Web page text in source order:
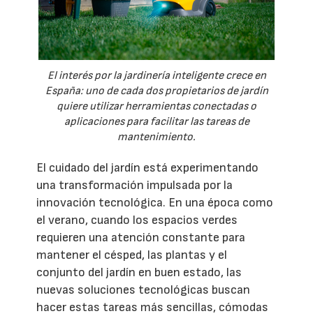
El interés por la jardinería inteligente crece en
España: uno de cada dos propietarios de jardín
quiere utilizar herramientas conectadas o
aplicaciones para facilitar las tareas de
mantenimiento.
El cuidado del jardín está experimentando
una transformación impulsada por la
innovación tecnológica. En una época como
el verano, cuando los espacios verdes
requieren una atención constante para
mantener el césped, las plantas y el
conjunto del jardín en buen estado, las
nuevas soluciones tecnológicas buscan
hacer estas tareas más sencillas, cómodas